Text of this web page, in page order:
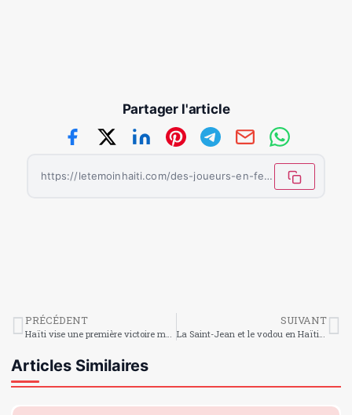
Partager l'article
https://letemoinhaiti.com/des-joueurs-en-feu-des-fans-en-delire-haiti-passe-a-deux-doigts-de-lexploit-historique/
PRÉCÉDENT
Haïti vise une première victoire malgré l’élimination
SUIVANT
La Saint-Jean et le vodou en Haïti : une nuit de feu, de foi et de traditions
Articles Similaires